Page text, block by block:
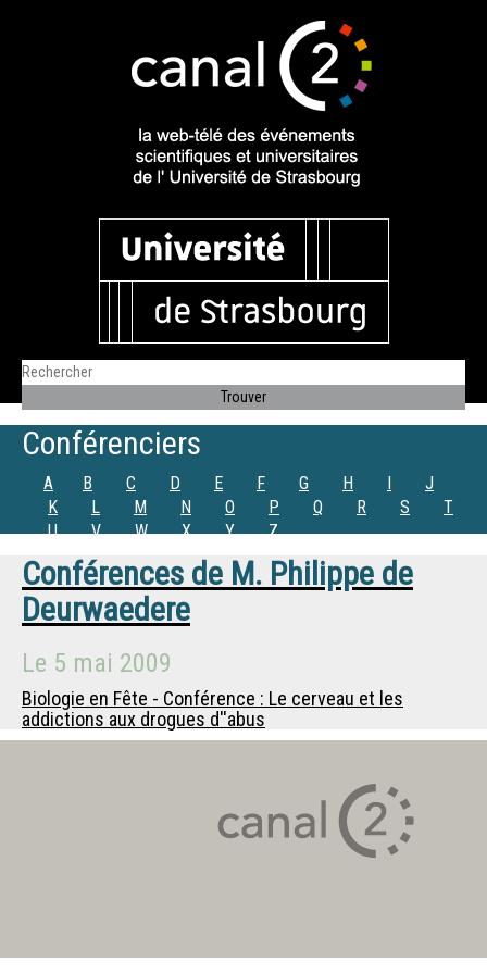
Conférenciers
A B C D E F G H I
J
K
L M N O P Q R S
T
U
V W X Y Z
Conférences de M. Philippe de
Deurwaedere
Le 5 mai 2009
Biologie en Fête - Conférence : Le cerveau et les
addictions aux drogues d''abus